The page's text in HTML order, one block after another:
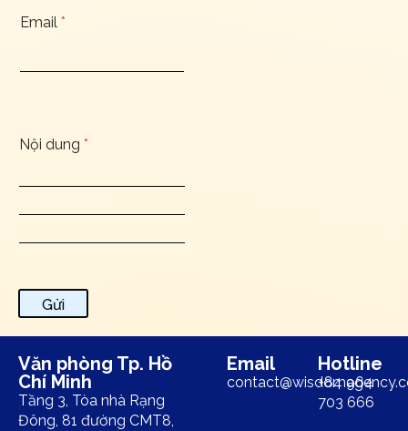
Email *
Nội dung *
Gửi
Văn phòng Tp. Hồ
Chí Minh
Tầng 3, Tòa nhà Rạng
Đông, 81 đường CMT8,
Email Hotline
+84 964
703 666